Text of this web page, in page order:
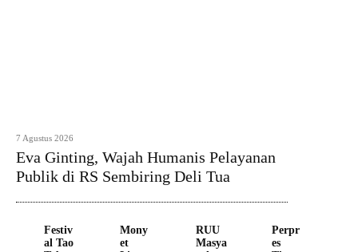
7 Agustus 2026
Eva Ginting, Wajah Humanis Pelayanan
Publik di RS Sembiring Deli Tua
Festiv
al Tao
Mony
et
RUU
Masya
Perpr
es